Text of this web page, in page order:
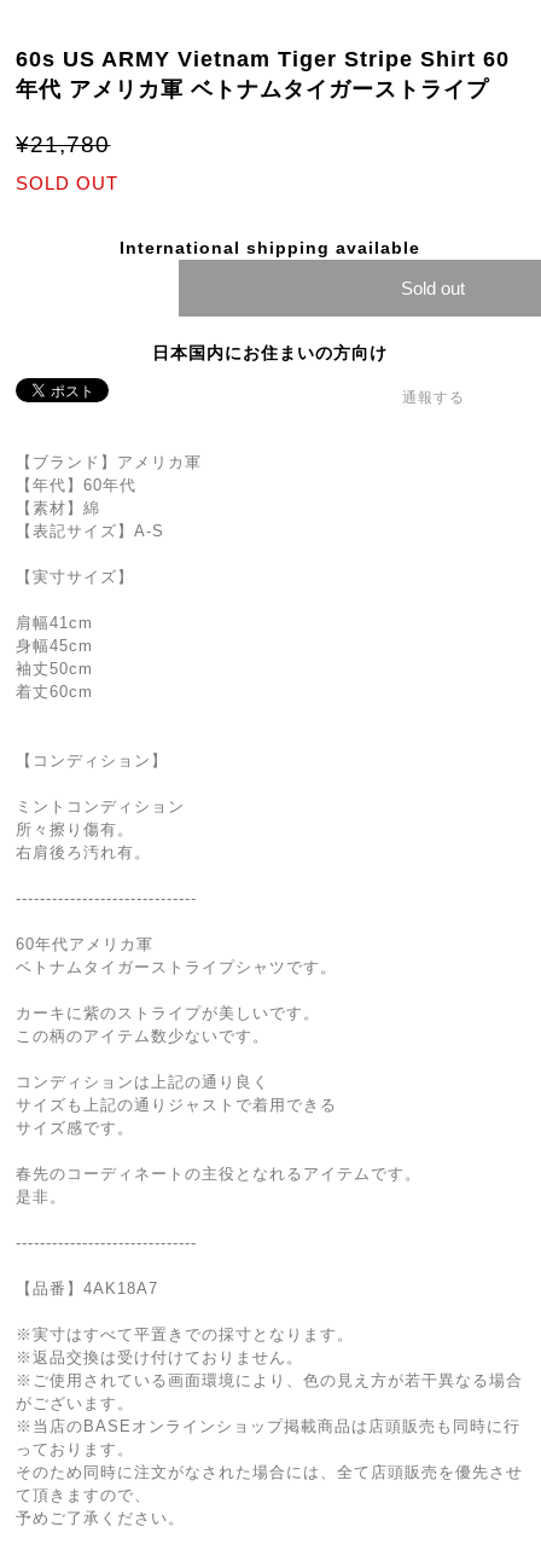
60s US ARMY Vietnam Tiger Stripe Shirt 60
年代 アメリカ軍 ベトナムタイガーストライプ
¥21,780
SOLD OUT
International shipping available
Sold out
日本国内にお住まいの方向け
通報する
【ブランド】アメリカ軍
【年代】60年代
【素材】綿
【表記サイズ】A-S
【実寸サイズ】
肩幅41cm
身幅45cm
袖丈50cm
着丈60cm
【コンディション】
ミントコンディション
所々擦り傷有。
右肩後ろ汚れ有。
------------------------------
60年代アメリカ軍
ベトナムタイガーストライプシャツです。
カーキに紫のストライプが美しいです。
この柄のアイテム数少ないです。
コンディションは上記の通り良く
サイズも上記の通りジャストで着用できる
サイズ感です。
春先のコーディネートの主役となれるアイテムです。
是非。
------------------------------
【品番】4AK18A7
※実寸はすべて平置きでの採寸となります。
※返品交換は受け付けておりません。
※ご使用されている画面環境により、色の見え方が若干異なる場合
がございます。
※当店のBASEオンラインショップ掲載商品は店頭販売も同時に行
っております。
そのため同時に注文がなされた場合には、全て店頭販売を優先させ
て頂きますので、
予めご了承ください。